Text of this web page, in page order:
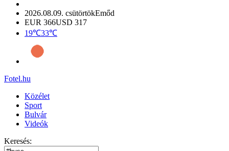
2026.08.09. csütörtökEmőd
EUR 366USD 317
19℃33℃
Fotel.hu
Közélet
Sport
Bulvár
Videók
Keresés: